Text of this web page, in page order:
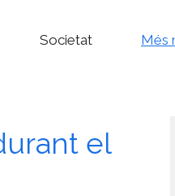
Societat Més
el